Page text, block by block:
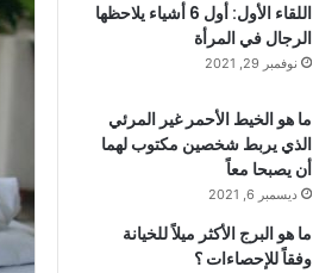
اللقاء الأول: أول 6 أشياء يلاحظها
الرجال في المرأة
نوفمبر 29, 2021
ما هو الخيط الأحمر غير المرئي
الذي يربط شخصين مكتوب لهما
أن يصبحا معاً
ديسمبر 6, 2021
ما هو البرج الأكثر ميلاً للخيانة
وفقاً للإحصاءات ؟